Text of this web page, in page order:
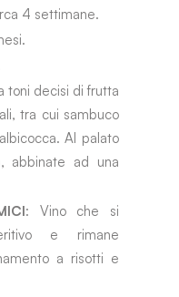
4 settimane.
toni decisi di frutta
tra cui sambuco
Al palato
abbinate ad una
: Vino che si
e rimane
a risotti e